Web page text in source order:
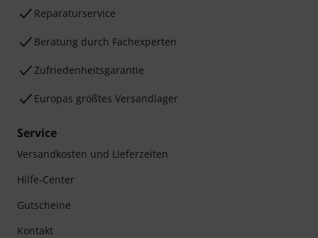
Reparaturservice
Beratung durch Fachexperten
Zufriedenheitsgarantie
Europas größtes Versandlager
Service
Versandkosten und Lieferzeiten
Hilfe-Center
Gutscheine
Kontakt